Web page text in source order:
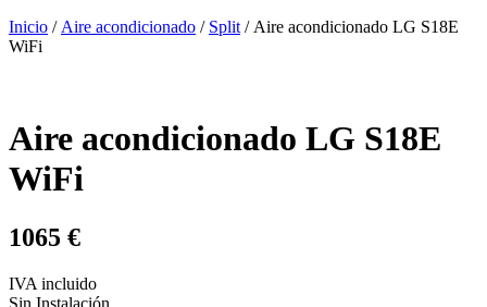
Inicio / Aire acondicionado / Split / Aire acondicionado LG S18E
WiFi
Aire acondicionado LG S18E
WiFi
1065 €
IVA incluido
Sin Instalación